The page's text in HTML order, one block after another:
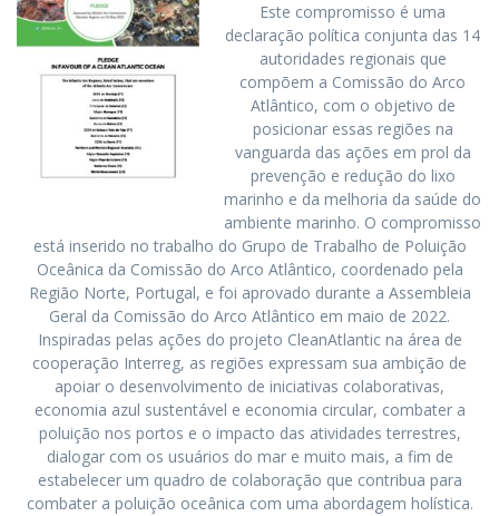
Este compromisso é uma
declaração política conjunta das 14
autoridades regionais que
compõem a Comissão do Arco
Atlântico, com o objetivo de
posicionar essas regiões na
vanguarda das ações em prol da
prevenção e redução do lixo
marinho e da melhoria da saúde do
ambiente marinho. O compromisso
está inserido no trabalho do Grupo de Trabalho de Poluição
Oceânica da Comissão do Arco Atlântico, coordenado pela
Região Norte, Portugal, e foi aprovado durante a Assembleia
Geral da Comissão do Arco Atlântico em maio de 2022.
Inspiradas pelas ações do projeto CleanAtlantic na área de
cooperação Interreg, as regiões expressam sua ambição de
apoiar o desenvolvimento de iniciativas colaborativas,
economia azul sustentável e economia circular, combater a
poluição nos portos e o impacto das atividades terrestres,
dialogar com os usuários do mar e muito mais, a fim de
estabelecer um quadro de colaboração que contribua para
combater a poluição oceânica com uma abordagem holística.